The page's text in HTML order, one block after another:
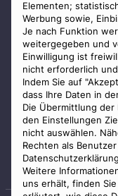
Elementen;
Werbung sowie,
Je nach Funktion
weitergegeben und
Einwilligung ist
nicht erforderlich
Indem Sie auf
dass Ihre Daten in
Die Übermittlung
den Einstellungen
nicht auswählen.
Rechten als
Weitere
uns erhält, finden
Datenschutz
Widerrufsbelehrung
Zahlungsmöglichkeiten